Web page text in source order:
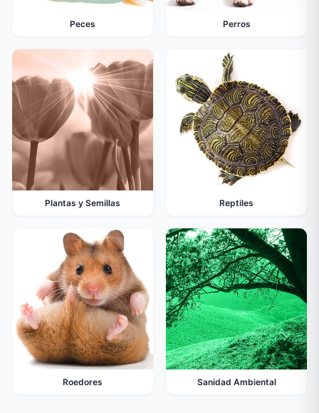
Peces Perros
Plantas y Semillas Reptiles
Roedores Sanidad Ambiental